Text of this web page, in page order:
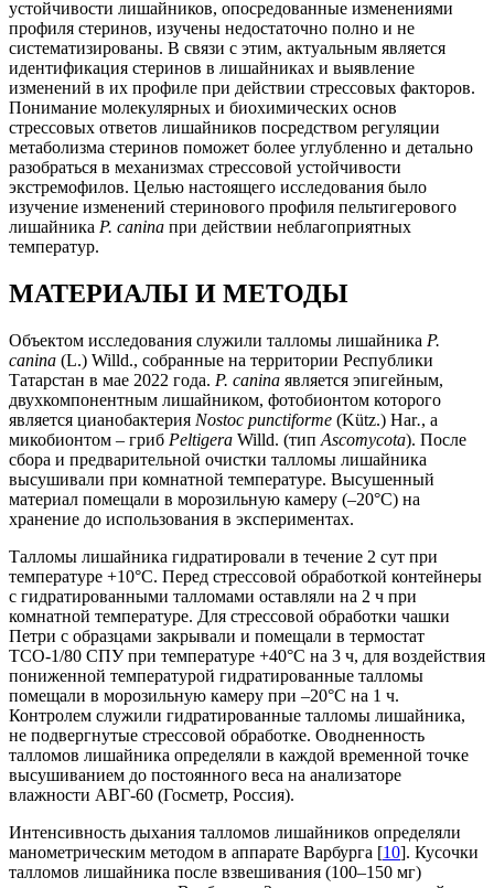
устойчивости лишайников, опосредованные изменениями
профиля стеринов, изучены недостаточно полно и не
систематизированы. В связи с этим, актуальным является
идентификация стеринов в лишайниках и выявление
изменений в их профиле при действии стрессовых факторов.
Понимание молекулярных и биохимических основ
стрессовых ответов лишайников посредством регуляции
метаболизма стеринов поможет более углубленно и детально
разобраться в механизмах стрессовой устойчивости
экстремофилов. Целью настоящего исследования было
изучение изменений стеринового профиля пельтигерового
лишайника P. canina при действии неблагоприятных
температур.
МАТЕРИАЛЫ И МЕТОДЫ
Объектом исследования служили талломы лишайника P.
canina (L.) Willd., собранные на территории Республики
Татарстан в мае 2022 года. P. canina является эпигейным,
двухкомпонентным лишайником, фотобионтом которого
является цианобактерия Nostoc punctiforme (Kütz.) Har., а
микобионтом – гриб Peltigera Willd. (тип Ascomycota). После
сбора и предварительной очистки талломы лишайника
высушивали при комнатной температуре. Высушенный
материал помещали в морозильную камеру (–20°C) на
хранение до использования в экспериментах.
Талломы лишайника гидратировали в течение 2 сут при
температуре +10°С. Перед стрессовой обработкой контейнеры
с гидратированными талломами оставляли на 2 ч при
комнатной температуре. Для стрессовой обработки чашки
Петри с образцами закрывали и помещали в термостат
ТСО-1/80 СПУ при температуре +40°C на 3 ч, для воздействия
пониженной температурой гидратированные талломы
помещали в морозильную камеру при –20°C на 1 ч.
Контролем служили гидратированные талломы лишайника,
не подвергнутые стрессовой обработке. Оводненность
талломов лишайника определяли в каждой временной точке
высушиванием до постоянного веса на анализаторе
влажности АВГ-60 (Госметр, Россия).
Интенсивность дыхания талломов лишайников определяли
манометрическим методом в аппарате Варбурга [10]. Кусочки
талломов лишайника после взвешивания (100–150 мг)